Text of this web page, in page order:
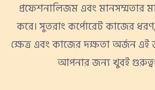
প্রফেশনালিজম এবং মানসম্মতার
করে। সুতরাং কর্পোরেট কাজের
ক্ষেত্র এবং কাজের দক্ষতা অর্জন এই
আপনার জন্য খুবই